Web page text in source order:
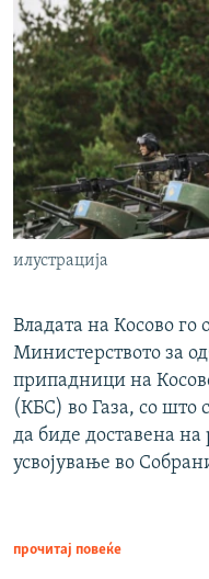
илустрација
Владата на Косово го
Министерството за
припадници на
(КБС) во Газа, со што
да биде доставена на
усвојување во
прочитај повеќе